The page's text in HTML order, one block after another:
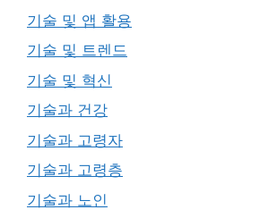
기술 및 앱 활용
기술 및 트렌드
기술 및 혁신
기술과 건강
기술과 고령자
기술과 고령층
기술과 노인